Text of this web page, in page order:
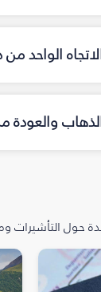
الواحد
الذهاب
حول التأشيرات